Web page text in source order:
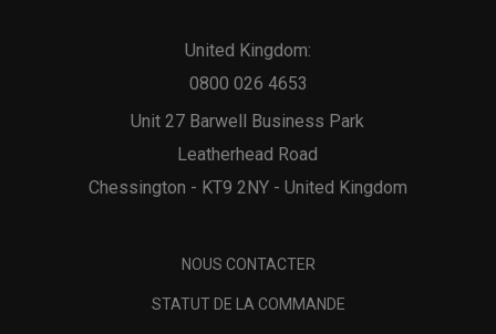
Unit 27 Barwell Business Park
Leatherhead Road
Chessington - KT9 2NY - United Kingdom
United Kingdom:
0800 026 4653
NOUS CONTACTER
STATUT DE LA COMMANDE